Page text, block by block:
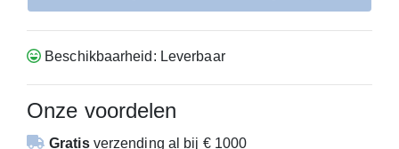
Beschikbaarheid: Leverbaar
Onze voordelen
Gratisverzending al bij € 1000